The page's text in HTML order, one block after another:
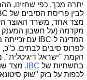
יתרה מכך. כפי שחזינו,
לפרוס סיבים לבתים.
הקמת "ישראל
בתשתיות של IBC . מצד
לכפות על בזק "שוק